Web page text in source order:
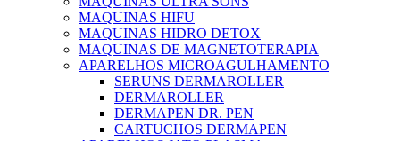
MAQUINAS HIFU
MAQUINAS HIDRO DETOX
MAQUINAS DE MAGNETOTERAPIA
APARELHOS MICROAGULHAMENTO
SERUNS DERMAROLLER
DERMAROLLER
DERMAPEN DR. PEN
CARTUCHOS DERMAPEN